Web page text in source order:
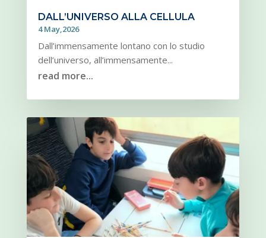
DALL’UNIVERSO ALLA CELLULA
4 May,2026
Dall’immensamente lontano con lo studio
dell’universo, all’immensamente...
read more...